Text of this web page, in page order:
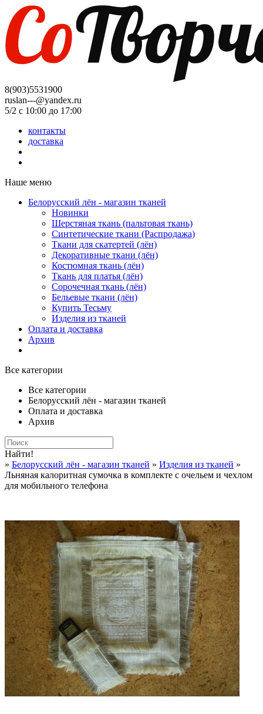
8(903)5531900
ruslan---@yandex.ru
5/2 с 10:00 до 17:00
контакты
доставка
Наше меню
Белорусский лён - магазин тканей
Новинки
Шерстяная ткань (пальтовая ткань)
Синтетические ткани (Распродажа)
Ткани для скатертей (лён)
Декоративные ткани (лён)
Костюмная ткань (лён)
Ткань для платья (лён)
Сорочечная ткань (лён)
Бельевые ткани (лён)
Купить Тесьму
Изделия из тканей
Оплата и доставка
Архив
Все категории
Все категории
Белорусский лён - магазин тканей
Оплата и доставка
Архив
Найти!
» Белорусский лён - магазин тканей » Изделия из тканей »
Льняная калоритная сумочка в комплекте с очельем и чехлом
для мобильного телефона